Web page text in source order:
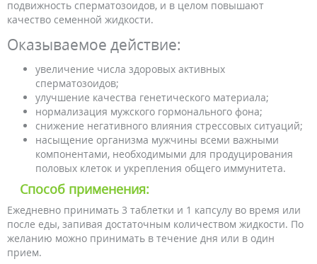
подвижность сперматозоидов, и в целом повышают
качество семенной жидкости.
Оказываемое действие:
увеличение числа здоровых активных
сперматозоидов;
улучшение качества генетического материала;
нормализация мужского гормонального фона;
снижение негативного влияния стрессовых ситуаций;
насыщение организма мужчины всеми важными
компонентами, необходимыми для продуцирования
половых клеток и укрепления общего иммунитета.
Способ применения:
Ежедневно принимать 3 таблетки и 1 капсулу во время или
после еды, запивая достаточным количеством жидкости. По
желанию можно принимать в течение дня или в один
прием.